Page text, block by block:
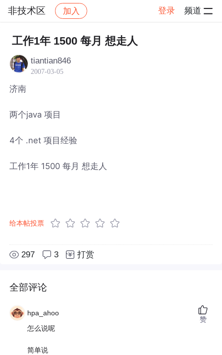
非技术区 加入 登录 频道
社区 非技术区 帖子详情
工作1年 1500 每月 想走人
tiantian846
2007-03-05
济南
两个java 项目
4个 .net 项目经验
工作1年 1500 每月 想走人
给本帖投票
297 3 打赏
全部评论
hpa_ahoo
怎么说呢
简单说
赞